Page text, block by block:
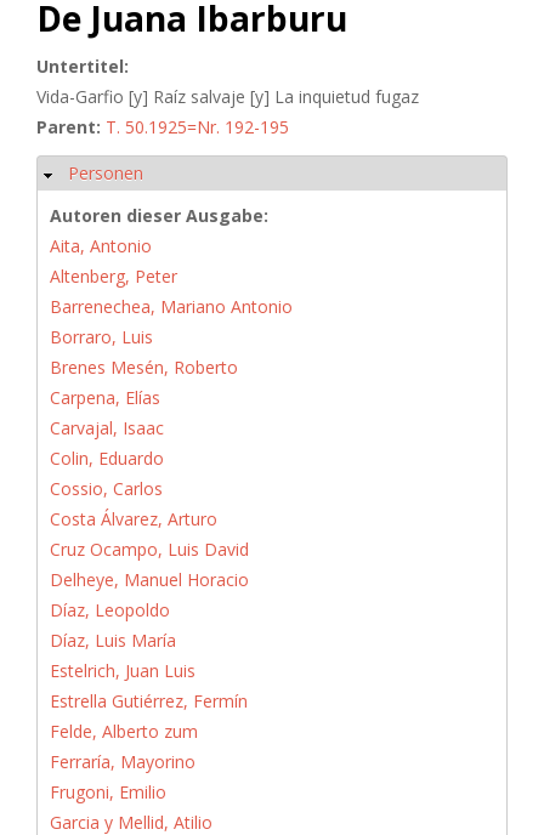
De Juana Ibarburu
Untertitel:
Vida-Garfio [y] Raíz salvaje [y] La inquietud fugaz
Parent: T. 50.1925=Nr. 192-195
Hide
Personen
Autoren dieser Ausgabe:
Aita, Antonio
Altenberg, Peter
Barrenechea, Mariano Antonio
Borraro, Luis
Brenes Mesén, Roberto
Carpena, Elías
Carvajal, Isaac
Colin, Eduardo
Cossio, Carlos
Costa Álvarez, Arturo
Cruz Ocampo, Luis David
Delheye, Manuel Horacio
Díaz, Leopoldo
Díaz, Luis María
Estelrich, Juan Luis
Estrella Gutiérrez, Fermín
Felde, Alberto zum
Ferraría, Mayorino
Frugoni, Emilio
Garcia y Mellid, Atilio